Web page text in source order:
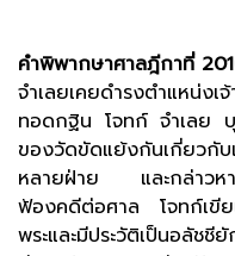
คำพิพากษาศาลฎีกาที่
จำเลยเคยดำรงตำแหน่ง
ทอดกฐิน โจทก์ จำเลย บุ
ของวัดขัดแย้งกันเกี่ยวกับ
หลายฝ่าย และกล่าวหา
ฟ้องคดีต่อศาล โจทก์เขีย
พระและมีประวัติเป็นอลัช